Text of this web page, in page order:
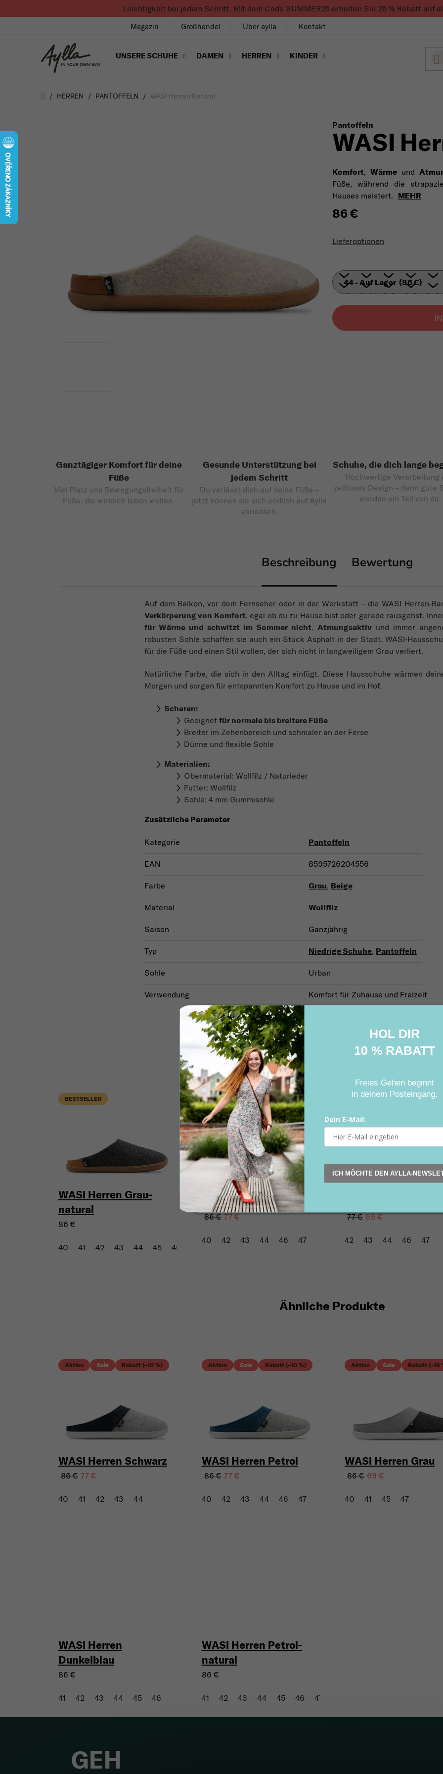
Leichtigkeit bei jedem Schritt. Mit dem Code SUMMER25 erhalten Sie 25 % Rabatt auf
Magazin Großhandel Über aylla Kontakt
UNSERE SCHUHE DAMEN HERREN KINDER
Úvod
/ HERREN / PANTOFFELN / WASI Herren Natural
Pantoffeln
WASI
Komfort, Wärmeund
Füße, während die
Hauses meistert. MEHR
86 €
Lieferoptionen
Ganztägiger Komfort für deine
Füße
Viel Platz und Bewegungsfreiheit für
Füße, die wirklich leben wollen.
Gesunde Unterstützung bei
jedem Schritt
Du verlässt dich auf deine Füße –
jetzt können sie sich endlich auf Aylla
verlassen.
Schuhe, die dich lange
Hochwertige Verarbeitung
zeitloses Design – denn gute
werden ein Teil von dir.
Beschreibung Bewertung
Auf dem Balkon, vor dem Fernseher oder in der Werkstatt – die WASI Herren-
Verkörperung von Komfort, egal ob du zu Hause bist oder gerade rausgehst.
für Wärme und schwitzt im Sommer nicht. Atmungsaktiv und immer
robusten Sohle schaffen sie auch ein Stück Asphalt in der Stadt. WASI-
für die Füße und einen Stil wollen, der sich nicht in langweiligem Grau verliert.
Natürliche Farbe, die sich in den Alltag einfügt. Diese Hausschuhe wärmen
Morgen und sorgen für entspannten Komfort zu Hause und im Hof.
Scheren:
Geeignet für normale bis breitere Füße
Breiter im Zehenbereich und schmaler an der Ferse
Dünne und flexible Sohle
Materialien:
Obermaterial: Wollfilz / Naturleder
Futter: Wollfilz
Sohle: 4 mm Gummisohle
Zusätzliche Parameter
Kategorie Pantoffeln
EAN 8595726204556
Farbe Grau, Beige
Material Wollfilz
Saison Ganzjährig
Typ Niedrige Schuhe, Pantoffeln
Sohle Urban
Verwendung Komfort für Zuhause und Freizeit
Verwandte Produkte
BESTSELLER
WASI Herren Grau-
natural
86 €
40 41 42 43 44 45 46
Aktion Sale Rabatt (–10 %)
WASI Herren Petrol
86 € 77 €
40 42 43 44 46 47
77 € 69 €
42 43 44 46 47
Ähnliche Produkte
Aktion Sale Rabatt (–10 %)
WASI Herren Schwarz
86 € 77 €
40 41 42 43 44
Aktion Sale Rabatt (–10 %)
WASI Herren Petrol
86 € 77 €
40 42 43 44 46 47
Aktion Sale Rabatt (–19
WASI Herren Grau
86 € 69 €
40 41 45 47
WASI Herren
Dunkelblau
86 €
41 42 43 44 45 46
WASI Herren Petrol-
natural
86 €
41 42 43 44 45 46 47
GEH
HOL DIR
10 % RABATT
Freies Gehen beginnt
in deinem Posteingang.
Dein E-Mail:
ICH MÖCHTE DEN AYLLA-